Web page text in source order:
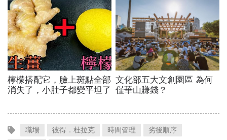
職場 彼得．杜拉克 時間管理
劣後順序